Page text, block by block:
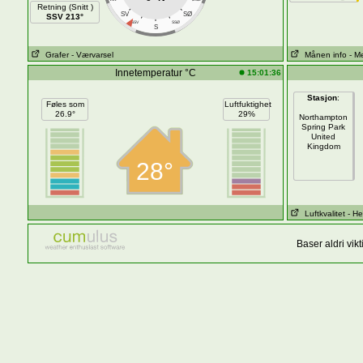
Retning (Snitt )
SSV 213°
SV SØ
SSV SSØ
S
Grafer - Værvarsel
Månen info -
Innetemperatur °C 15:01:36
Føles som
26.9°
28°
Luftfuktighet
29%
Stasjon:
Northampton
Spring Park
United
Kingdom
Luftkvalitet -
Baser aldri